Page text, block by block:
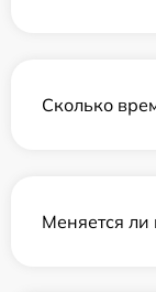
Сколько
Меняется ли